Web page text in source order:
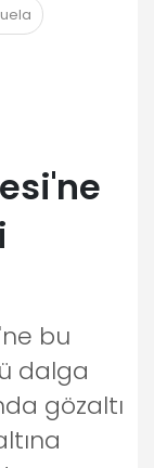
bu
dalga
gözaltı